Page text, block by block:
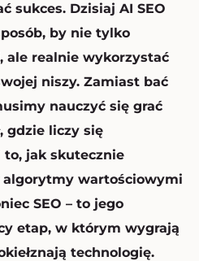
sukces. Dzisiaj AI SEO
by nie tylko
ale realnie wykorzystać
niszy. Zamiast bać
nauczyć się grać
gdzie liczy się
to, jak skutecznie
algorytmy wartościowymi
SEO – to jego
etap, w którym wygrają
technologię.